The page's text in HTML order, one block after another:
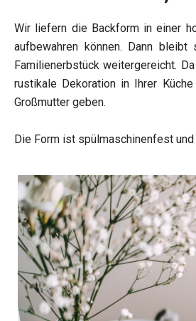
Wir liefern die Backform in einer
aufbewahren können. Dann
Familienerbstück weitergereicht.
rustikale Dekoration in Ihrer
Großmutter geben.
Die Form ist spülmaschinenfest